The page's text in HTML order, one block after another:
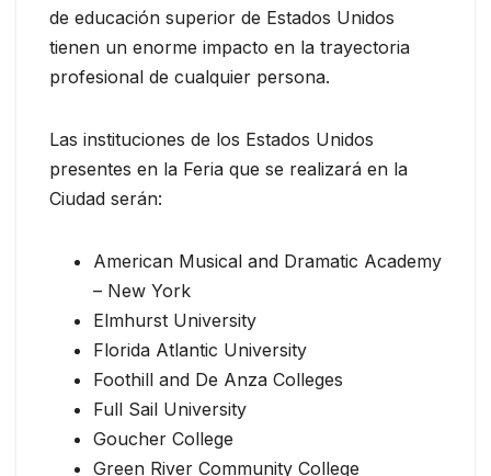
de educación superior de Estados Unidos
tienen un enorme impacto en la trayectoria
profesional de cualquier persona.
Las instituciones de los Estados Unidos
presentes en la Feria que se realizará en la
Ciudad serán:
American Musical and Dramatic Academy
– New York
Elmhurst University
Florida Atlantic University
Foothill and De Anza Colleges
Full Sail University
Goucher College
Green River Community College